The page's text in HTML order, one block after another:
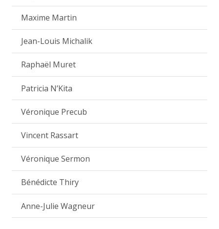
Maxime Martin
Jean-Louis Michalik
Raphaël Muret
Patricia N’Kita
Véronique Precub
Vincent Rassart
Véronique Sermon
Bénédicte Thiry
Anne-Julie Wagneur